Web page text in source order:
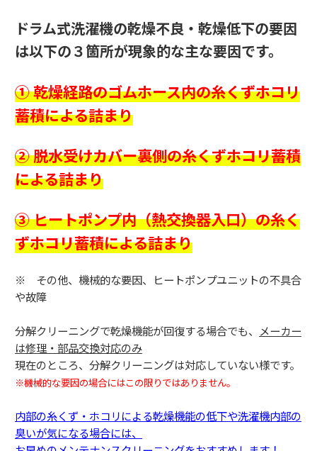
ドラム式洗濯機の乾燥不良・乾燥低下の要因
は以下の３箇所が現象的な主な要因です。
① 乾燥経路のゴムホース内の糸くずホコリ
蓄積による詰まり
② 脱水受けカバー裏側の糸くずホコリ蓄積
による詰まり
③ ヒートポンプ内（熱交換器入口）の糸く
ずホコリ蓄積による詰まり
※ その他、機械的な要因、ヒートポンプユニットの不具合
や故障
分解クリーニングで乾燥機能が回復する場合でも、
メーカー
は修理・部品交換対応のみ
現在のところ、分解クリーニングは対応していない様です。
※機械的な要因の場合にはこの限りではありません。
内部の糸くず・ホコリによる乾燥機能の低下や洗濯機内部の
臭いが気になる場合には、